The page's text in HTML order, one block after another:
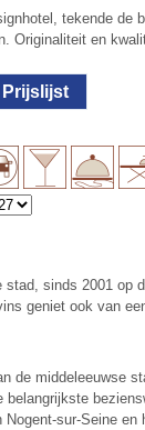
tekende de
Originaliteit en
Prijslijst
stad, sinds 2001 op
geniet ook van
de middeleeuwse
belangrijkste
Nogent-sur-Seine